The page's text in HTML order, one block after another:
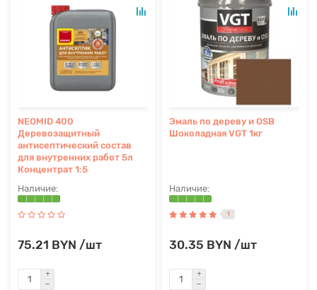
NEOMID 400
Деревозащитный
антисептический состав
для внутренних работ 5л
Концентрат 1:5
75.21 BYN /шт
Эмаль по дереву и OSB
Шоколадная VGT 1кг
1
30.35 BYN /шт